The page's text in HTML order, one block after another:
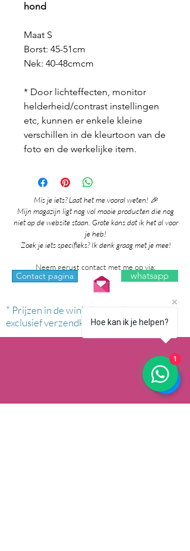
hond
Maat S
Borst: 45-51cm
Nek: 40-48cmcm
* Door lichteffecten, monitor
helderheid/contrast instellingen
etc, kunnen er enkele kleine
verschillen in de kleurtoon van de
foto en de werkelijke item.
Mis je iets? Laat het me vooral weten! 🎉
Mijn magazijn ligt nog vol mooie producten die nog
niet op de website staan. Grote kans dat ik het al voor
je heb!
Zoek je iets specifieks? Ik denk graag met je mee!
Neem gerust contact met me op via:
Contact pagina whatsapp
* Prijzen in de winkel zijn inclusief btw en
exclusief verzendkosten.Hoe kan ik je helpen?
1